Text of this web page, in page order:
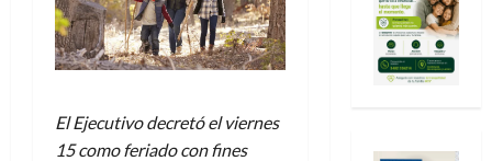
El Ejecutivo decretó el viernes
15 como feriado con fines